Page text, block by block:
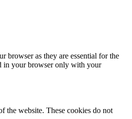
browser as they are essential for the
in your browser only with your
the website. These cookies do not